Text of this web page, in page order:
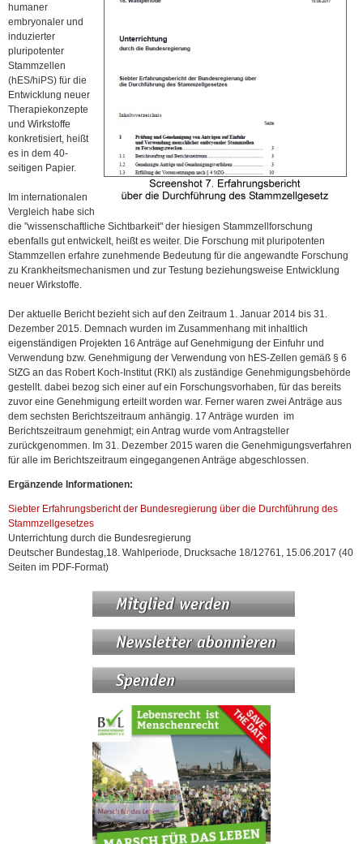
humaner
embryonaler und
induzierter
pluripotenter
Stammzellen
(hES/hiPS) für die
Entwicklung neuer
Therapiekonzepte
und Wirkstoffe
konkretisiert, heißt
es in dem 40-
seitigen Papier.
Im internationalen
Vergleich habe sich
die "wissenschaftliche Sichtbarkeit" der hiesigen Stammzellforschung
ebenfalls gut entwickelt, heißt es weiter. Die Forschung mit pluripotenten
Stammzellen erfahre zunehmende Bedeutung für die angewandte Forschung
zu Krankheitsmechanismen und zur Testung beziehungsweise Entwicklung
neuer Wirkstoffe.
Der aktuelle Bericht bezieht sich auf den Zeitraum 1. Januar 2014 bis 31.
Dezember 2015. Demnach wurden im Zusammenhang mit inhaltlich
eigenständigen Projekten 16 Anträge auf Genehmigung der Einfuhr und
Verwendung bzw. Genehmigung der Verwendung von hES-Zellen gemäß § 6
StZG an das Robert Koch-Institut (RKI) als zuständige Genehmigungsbehörde
gestellt. dabei bezog sich einer auf ein Forschungsvorhaben, für das bereits
zuvor eine Genehmigung erteilt worden war. Ferner waren zwei Anträge aus
dem sechsten Berichtszeitraum anhängig. 17 Anträge wurden im
Berichtszeitraum genehmigt; ein Antrag wurde vom Antragsteller
zurückgenommen. Im 31. Dezember 2015 waren die Genehmigungsverfahren
für alle im Berichtszeitraum eingegangenen Anträge abgeschlossen.
Ergänzende Informationen:
Siebter Erfahrungsbericht der Bundesregierung über die Durchführung des
Stammzellgesetzes
Unterrichtung durch die Bundesregierung
Deutscher Bundestag,18. Wahlperiode, Drucksache 18/12761, 15.06.2017 (40
Seiten im PDF-Format)